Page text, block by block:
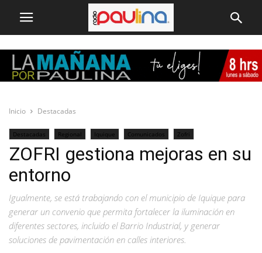
Inicio Destacadas
Destacadas Regional Iquique Comunicados Zofri
ZOFRI gestiona mejoras en su
entorno
Igualmente, se está trabajando con el municipio de Iquique para
generar un convenio que permita fortalecer la iluminación en
diferentes sectores, incluido el Barrio Industrial, y generar
soluciones de pavimentación en calles interiores.